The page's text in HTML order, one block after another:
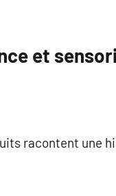
et
racontent une